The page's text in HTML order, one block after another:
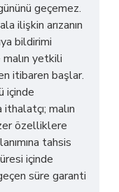
geçemez.
ilişkin arızanın
bildirimi
malın yetkili
itibaren başlar.
içinde
malın
özelliklere
tahsis
içinde
süre garanti